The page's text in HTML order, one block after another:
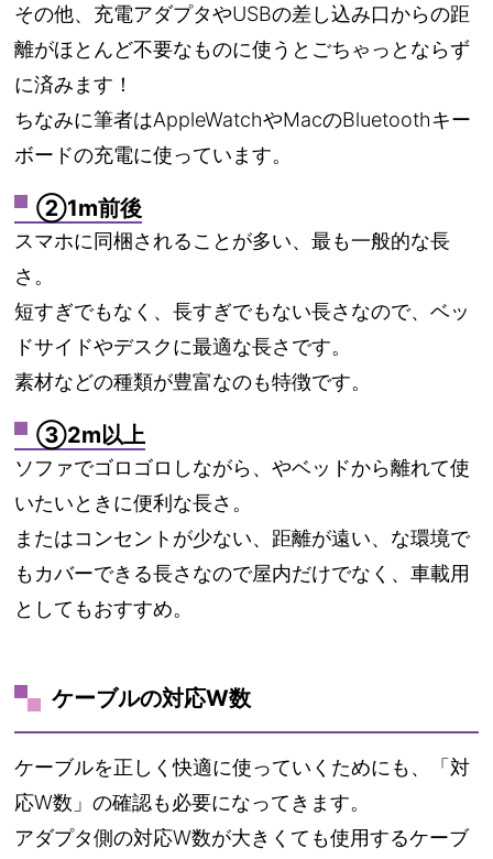
その他、充電アダプタやUSBの差し込み口からの距
離がほとんど不要なものに使うとごちゃっとならず
に済みます！
ちなみに筆者はAppleWatchやMacのBluetoothキー
ボードの充電に使っています。
②1m前後
スマホに同梱されることが多い、最も一般的な長
さ。
短すぎでもなく、長すぎでもない長さなので、ベッ
ドサイドやデスクに最適な長さです。
素材などの種類が豊富なのも特徴です。
③2m以上
ソファでゴロゴロしながら、やベッドから離れて使
いたいときに便利な長さ。
またはコンセントが少ない、距離が遠い、な環境で
もカバーできる長さなので屋内だけでなく、車載用
としてもおすすめ。
ケーブルの対応W数
ケーブルを正しく快適に使っていくためにも、「対
応W数」の確認も必要になってきます。
アダプタ側の対応W数が大きくても使用するケーブ